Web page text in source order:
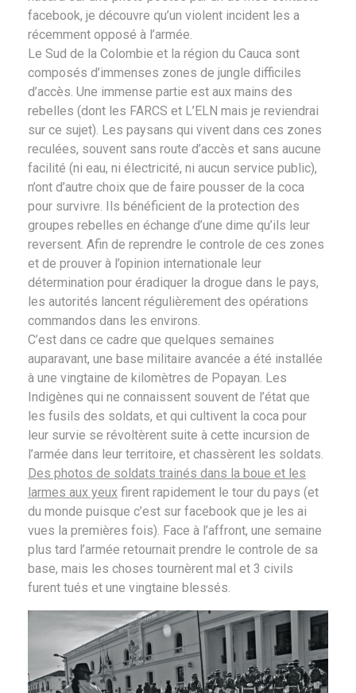
facebook, je découvre qu’un violent incident les a
récemment opposé à l’armée.
Le Sud de la Colombie et la région du Cauca sont
composés d’immenses zones de jungle difficiles
d’accès. Une immense partie est aux mains des
rebelles (dont les FARCS et L’ELN mais je reviendrai
sur ce sujet). Les paysans qui vivent dans ces zones
reculées, souvent sans route d’accès et sans aucune
facilité (ni eau, ni électricité, ni aucun service public),
n’ont d’autre choix que de faire pousser de la coca
pour survivre. Ils bénéficient de la protection des
groupes rebelles en échange d’une dime qu’ils leur
reversent. Afin de reprendre le controle de ces zones
et de prouver à l’opinion internationale leur
détermination pour éradiquer la drogue dans le pays,
les autorités lancent régulièrement des opérations
commandos dans les environs.
C’est dans ce cadre que quelques semaines
auparavant, une base militaire avancée a été installée
à une vingtaine de kilomètres de Popayan. Les
Indigènes qui ne connaissent souvent de l’état que
les fusils des soldats, et qui cultivent la coca pour
leur survie se révoltèrent suite à cette incursion de
l’armée dans leur territoire, et chassèrent les soldats.
Des photos de soldats trainés dans la boue et les
larmes aux yeux firent rapidement le tour du pays (et
du monde puisque c’est sur facebook que je les ai
vues la premières fois). Face à l’affront, une semaine
plus tard l’armée retournait prendre le controle de sa
base, mais les choses tournèrent mal et 3 civils
furent tués et une vingtaine blessés.